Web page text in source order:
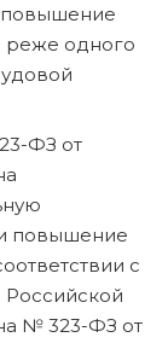
повышение
реже одного
ФЗ от
повышение
с
Российской
№ 323-ФЗ от